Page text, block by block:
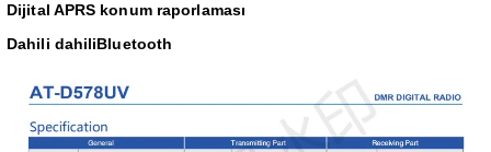
Dijital APRS konum raporlaması
Dahili dahiliBluetooth